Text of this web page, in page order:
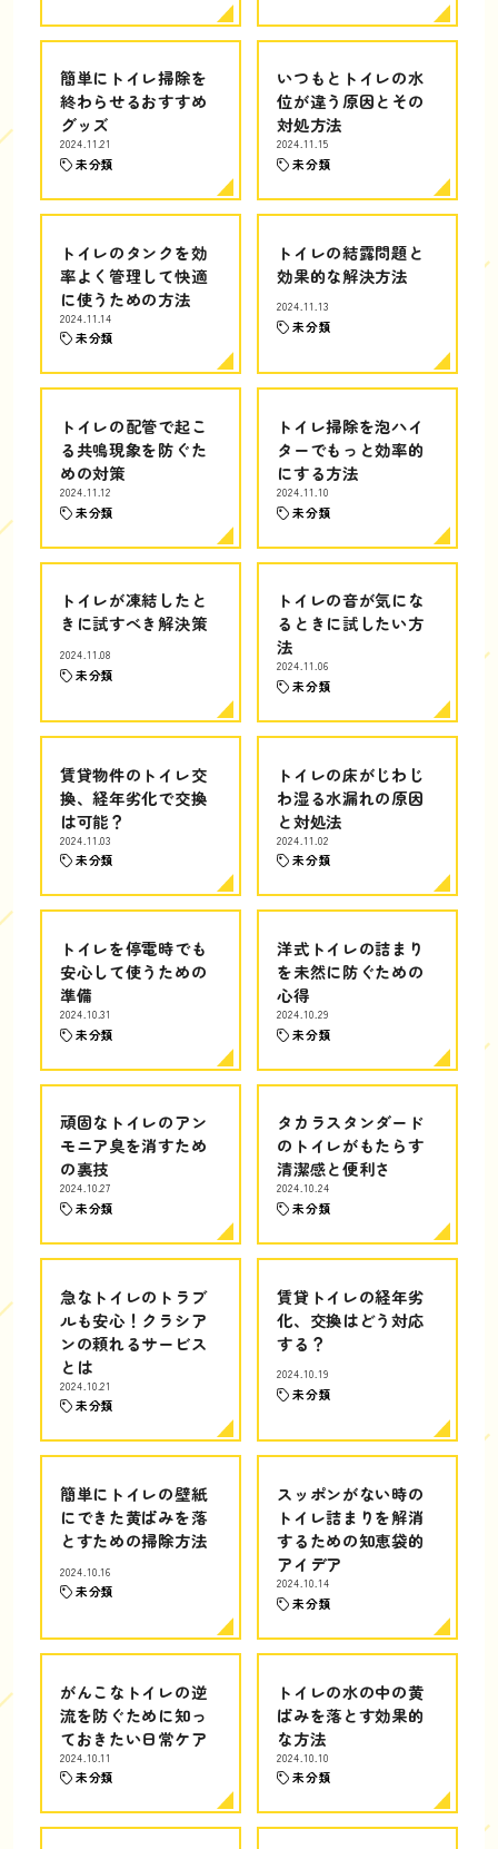
簡単にトイレ掃除を
終わらせるおすすめ
グッズ
2024.11.21
未分類
いつもとトイレの水
位が違う原因とその
対処方法
2024.11.15
未分類
トイレのタンクを効
率よく管理して快適
に使うための方法
2024.11.14
未分類
トイレの結露問題と
効果的な解決方法
2024.11.13
未分類
トイレの配管で起こ
る共鳴現象を防ぐた
めの対策
2024.11.12
未分類
トイレ掃除を泡ハイ
ターでもっと効率的
にする方法
2024.11.10
未分類
トイレが凍結したと
きに試すべき解決策
2024.11.08
未分類
トイレの音が気にな
るときに試したい方
法
2024.11.06
未分類
賃貸物件のトイレ交
換、経年劣化で交換
は可能？
2024.11.03
未分類
トイレの床がじわじ
わ湿る水漏れの原因
と対処法
2024.11.02
未分類
トイレを停電時でも
安心して使うための
準備
2024.10.31
未分類
洋式トイレの詰まり
を未然に防ぐための
心得
2024.10.29
未分類
頑固なトイレのアン
モニア臭を消すため
の裏技
2024.10.27
未分類
タカラスタンダード
のトイレがもたらす
清潔感と便利さ
2024.10.24
未分類
急なトイレのトラブ
ルも安心！クラシア
ンの頼れるサービス
とは
2024.10.21
未分類
賃貸トイレの経年劣
化、交換はどう対応
する？
2024.10.19
未分類
簡単にトイレの壁紙
にできた黄ばみを落
とすための掃除方法
2024.10.16
未分類
スッポンがない時の
トイレ詰まりを解消
するための知恵袋的
アイデア
2024.10.14
未分類
がんこなトイレの逆
流を防ぐために知っ
ておきたい日常ケア
2024.10.11
未分類
トイレの水の中の黄
ばみを落とす効果的
な方法
2024.10.10
未分類